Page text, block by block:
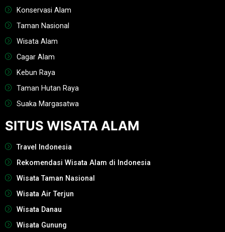
Konservasi Alam
Taman Nasional
Wisata Alam
Cagar Alam
Kebun Raya
Taman Hutan Raya
Suaka Margasatwa
SITUS WISATA ALAM
Travel Indonesia
Rekomendasi Wisata Alam di Indonesia
Wisata Taman Nasional
Wisata Air Terjun
Wisata Danau
Wisata Gunung